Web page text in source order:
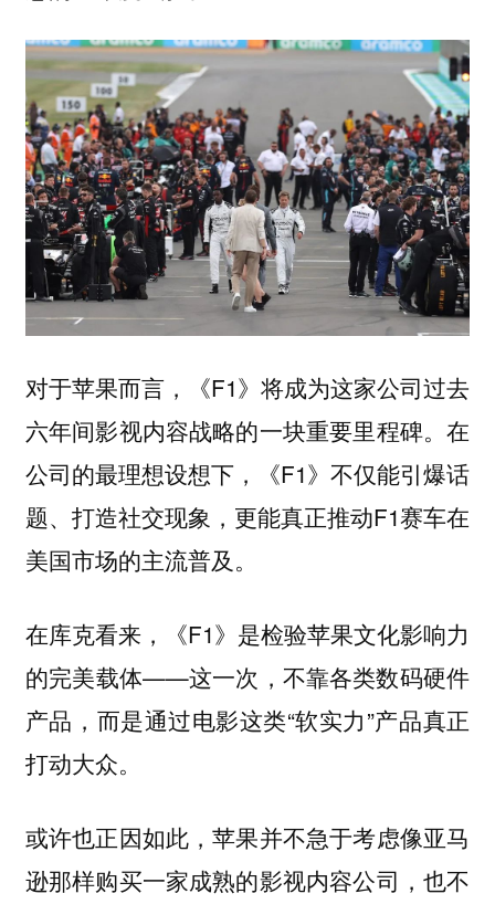
对于苹果而言，《F1》将成为这家公司过去
六年间影视内容战略的一块重要里程碑。在
公司的最理想设想下，《F1》不仅能引爆话
题、打造社交现象，更能真正推动F1赛车在
美国市场的主流普及。
在库克看来，《F1》是检验苹果文化影响力
的完美载体——这一次，不靠各类数码硬件
产品，而是通过电影这类“软实力”产品真正
打动大众。
或许也正因如此，苹果并不急于考虑像亚马
逊那样购买一家成熟的影视内容公司，也不